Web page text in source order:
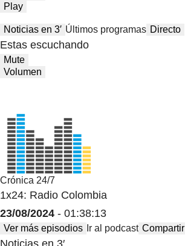
Play
Noticias en 3′ Últimos programas Directo
Estas escuchando
Mute
Volumen
Crónica 24/7
1x24: Radio Colombia
23/08/2024 - 01:38:13
Ver más episodios Ir al podcast Compartir
Noticias en 3′